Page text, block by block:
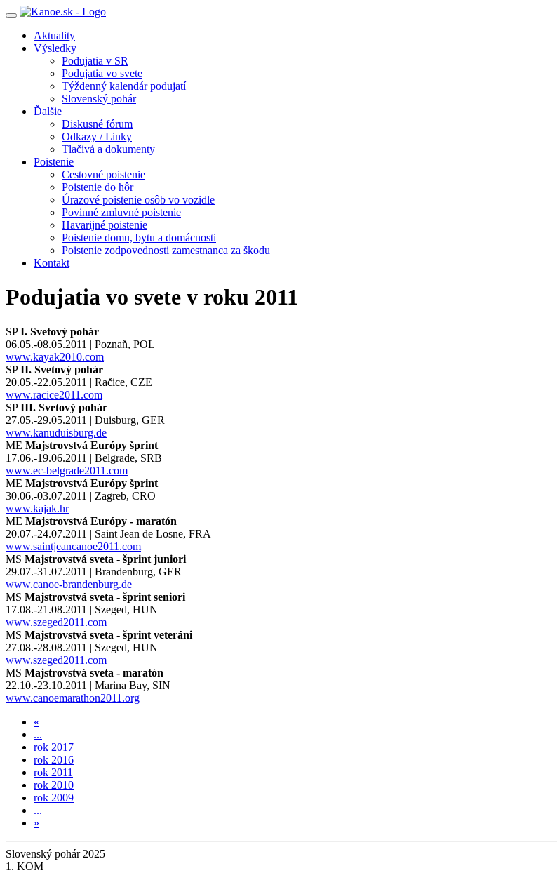
Toggle
navigationAktuality
Výsledky
Podujatia v SR
Podujatia vo svete
Týždenný kalendár podujatí
Slovenský pohár
Ďalšie
Diskusné fórum
Odkazy / Linky
Tlačivá a dokumenty
Poistenie
Cestovné poistenie
Poistenie do hôr
Úrazové poistenie osôb vo vozidle
Povinné zmluvné poistenie
Havarijné poistenie
Poistenie domu, bytu a domácnosti
Poistenie zodpovednosti zamestnanca za škodu
Kontakt
Podujatia vo svete v roku 2011
SP I. Svetový pohár
06.05.-08.05.2011 | Poznaň, POL
www.kayak2010.com
SP II. Svetový pohár
20.05.-22.05.2011 | Račice, CZE
www.racice2011.com
SP III. Svetový pohár
27.05.-29.05.2011 | Duisburg, GER
www.kanuduisburg.de
ME Majstrovstvá Európy šprint
17.06.-19.06.2011 | Belgrade, SRB
www.ec-belgrade2011.com
ME Majstrovstvá Európy šprint
30.06.-03.07.2011 | Zagreb, CRO
www.kajak.hr
ME Majstrovstvá Európy - maratón
20.07.-24.07.2011 | Saint Jean de Losne, FRA
www.saintjeancanoe2011.com
MS Majstrovstvá sveta - šprint juniori
29.07.-31.07.2011 | Brandenburg, GER
www.canoe-brandenburg.de
MS Majstrovstvá sveta - šprint seniori
17.08.-21.08.2011 | Szeged, HUN
www.szeged2011.com
MS Majstrovstvá sveta - šprint veteráni
27.08.-28.08.2011 | Szeged, HUN
www.szeged2011.com
MS Majstrovstvá sveta - maratón
22.10.-23.10.2011 | Marina Bay, SIN
www.canoemarathon2011.org
«
...
rok 2017
rok 2016
rok 2011
rok 2010
rok 2009
...
»
Slovenský pohár 2025
1. KOM